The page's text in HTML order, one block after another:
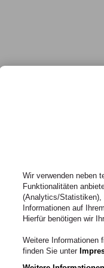
Lilli
Wir verwenden neben
Funktionalitäten
(Analytics/Statistiken),
Informationen auf
Hierfür benötigen wir
Weitere Informationen
finden Sie unter